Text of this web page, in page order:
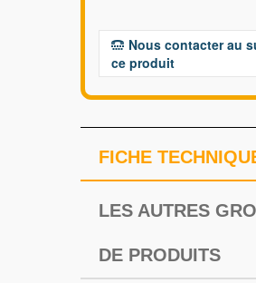
Nous contacter au
ce produit
FICHE
LES AUTRES
DE PRODUITS